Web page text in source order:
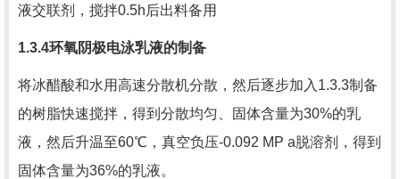
液交联剂，搅拌0.5h后出料备用
1.3.4环氧阴极电泳乳液的制备
将冰醋酸和水用高速分散机分散，然后逐步加入 1.3.3制备
的树脂快速搅拌，得到分散均匀、固体含量为30%的乳
液，然后升温至60℃，真空负压-0.092 MP a脱溶剂，得到
固体含量为36%的乳液。